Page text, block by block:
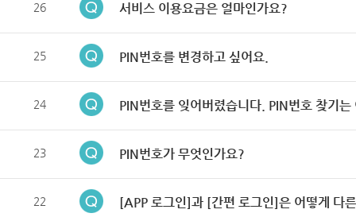
26 서비스 이용요금은 얼마인가요?
25 PIN번호를 변경하고 싶어요.
24 PIN번호를 잊어버렸습니다. PIN번호 찾기는
23 PIN번호가 무엇인가요?
22 [APP 로그인]과 [간편 로그인]은 어떻게 다